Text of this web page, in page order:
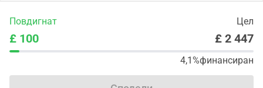
Повдигнат Цел
£ 100 £ 2 447
4,1%финансиран